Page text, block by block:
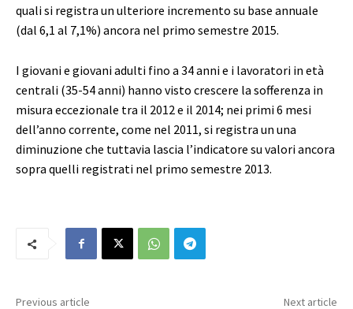
quali si registra un ulteriore incremento su base annuale
(dal 6,1 al 7,1%) ancora nel primo semestre 2015.
I giovani e giovani adulti fino a 34 anni e i lavoratori in età
centrali (35-54 anni) hanno visto crescere la sofferenza in
misura eccezionale tra il 2012 e il 2014; nei primi 6 mesi
dell’anno corrente, come nel 2011, si registra un una
diminuzione che tuttavia lascia l’indicatore su valori ancora
sopra quelli registrati nel primo semestre 2013.
Previous article Next article